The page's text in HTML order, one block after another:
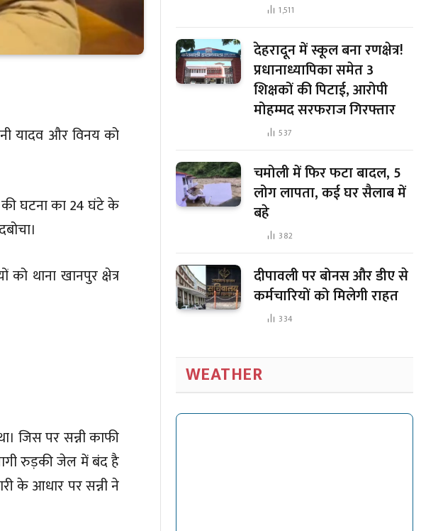
यादव और विनय को
की घटना का 24 घंटे के
थाना खानपुर क्षेत्र
जिस पर सन्नी काफी
रुड़की जेल में बंद है
के आधार पर सन्नी ने
1,511
देहरादून में स्कूल बना रणक्षेत्र!
प्रधानाध्यापिका समेत 3
शिक्षकों की पिटाई, आरोपी
मोहम्मद सरफराज गिरफ्तार
537
चमोली में फिर फटा बादल, 5
लोग लापता, कई घर सैलाब में
बहे
382
दीपावली पर बोनस और डीए से
कर्मचारियों को मिलेगी राहत
334
WEATHER